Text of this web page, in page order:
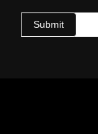
Submit